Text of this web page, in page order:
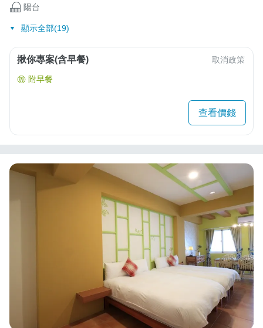
陽台
顯示全部(19)
揪你專案(含早餐) 取消政策
附早餐
查看價錢